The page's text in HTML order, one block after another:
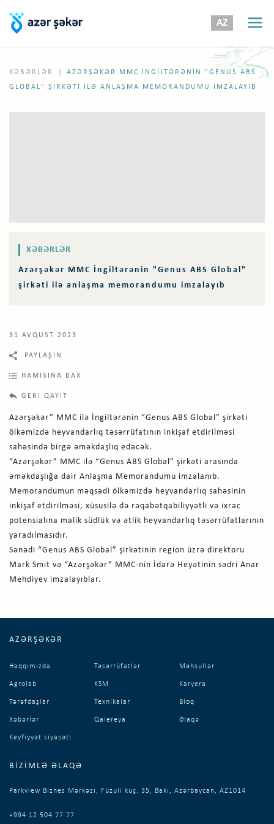
AZ
XƏBƏRLƏR
AZƏRŞƏKƏR MMC İNGILTƏRƏNIN "GENUS ABS
GLOBAL" ŞIRKƏTI ILƏ ANLAŞMA MEMORANDUMU IMZALAYIB
XƏBƏRLƏR
Azərşəkər MMC İngiltərənin "Genus ABS Global"
şirkəti ilə anlaşma memorandumu imzalayıb
31 AVQUST 2023
PAYLAŞIN
HAMISINA BAX
GERI QAYIT
Azərşəkər” MMC ilə İngiltərənin “Genus ABS Global” şirkəti
ölkəmizdə heyvandarlıq təsərrüfatının inkişaf etdirilməsi
sahəsində birgə əməkdaşlıq edəcək.
“Azərşəkər” MMC ilə “Genus ABS Global” şirkəti arasında
əməkdaşlığa dair Anlaşma Memorandumu imzalanıb.
Memorandumun məqsədi ölkəmizdə heyvandarlıq sahəsinin
inkişaf etdirilməsi, xüsusilə də rəqabətqabiliyyətli və ixrac
potensialına malik südlük və ətlik heyvandarlıq təsərrüfatlarının
yaradılmasıdır.
Sənədi “Genus ABS Global” şirkətinin region üzrə direktoru
Mark Smit və “Azərşəkər” MMC-nin İdarə Heyətinin sədri Anar
Mehdiyev imzalayıblar.
AZƏRŞƏKƏR
Haqqımızda Təsərrüfatlar Məhsullar
Agrolab KSM Karyera
Tərəfdaşlar Texnikalar Bloq
Xəbərlər Qalereya Əlaqə
Keyfiyyət siyasəti
BIZIMLƏ ƏLAQƏ
Parkview Biznes Mərkəzi, Füzuli küç. 35, Bakı, Azərbaycan, AZ1014
+994 12 504 77 77